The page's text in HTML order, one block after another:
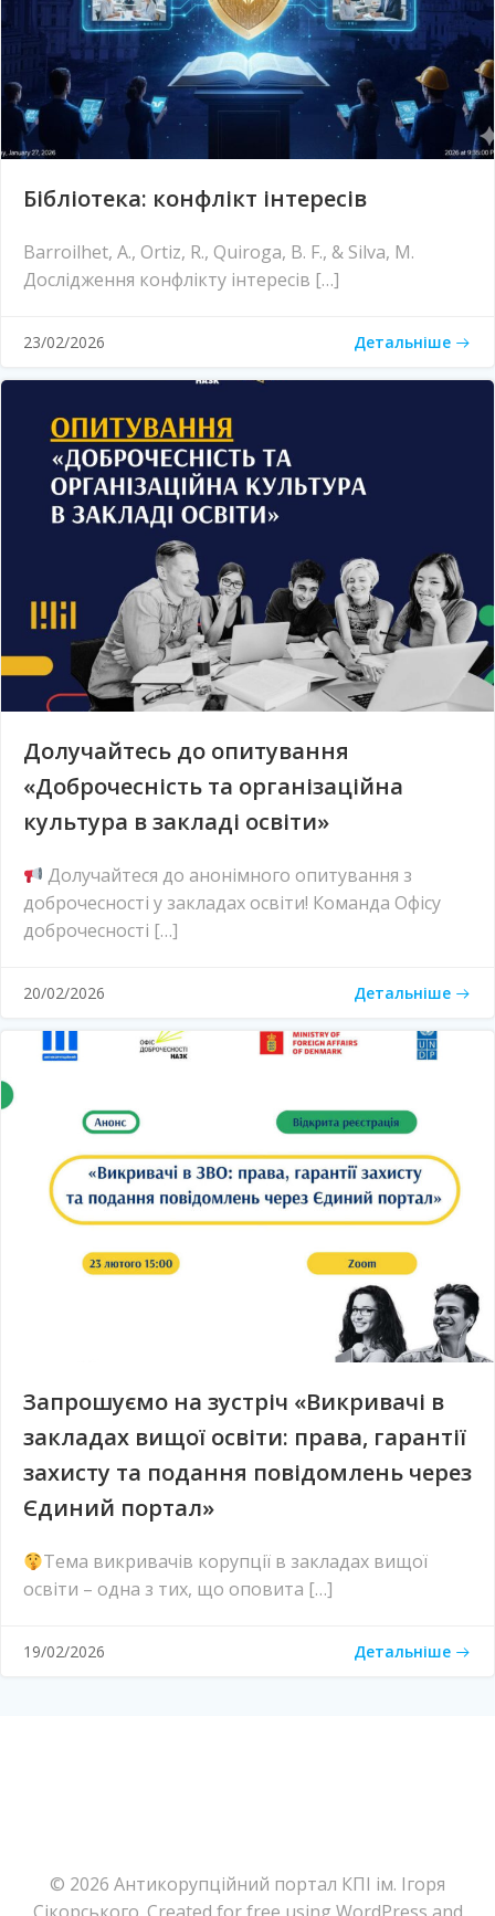
Бібліотека: конфлікт інтересів
Barroilhet, A., Ortiz, R., Quiroga, B. F., & Silva, M.
Дослідження конфлікту інтересів […]
23/02/2026 Детальніше
Долучайтесь до опитування
«Доброчесність та організаційна
культура в закладі освіти»
Долучайтеся до анонімного опитування з
доброчесності у закладах освіти! Команда Офісу
доброчесності […]
20/02/2026 Детальніше
Запрошуємо на зустріч «Викривачі в
закладах вищої освіти: права, гарантії
захисту та подання повідомлень через
Єдиний портал»
Тема викривачів корупції в закладах вищої
освіти – одна з тих, що оповита […]
19/02/2026 Детальніше
© 2026 Антикорупційний портал КПІ ім. Ігоря